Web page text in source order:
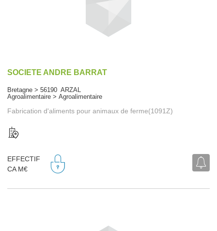
SOCIETE ANDRE BARRAT
Bretagne > 56190 ARZAL
Agroalimentaire > Agroalimentaire
Fabrication d'aliments pour animaux de ferme(1091Z)
EFFECTIF
CA M€